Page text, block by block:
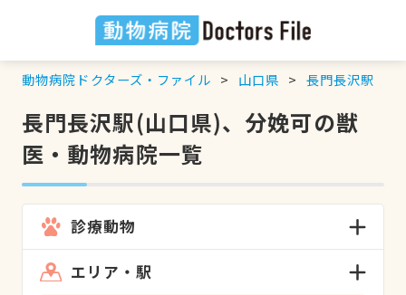
動物病院ドクターズ・ファイル 山口県 長門長沢駅
長門長沢駅(山口県)、分娩可の獣
医・動物病院一覧
診療動物
エリア・駅